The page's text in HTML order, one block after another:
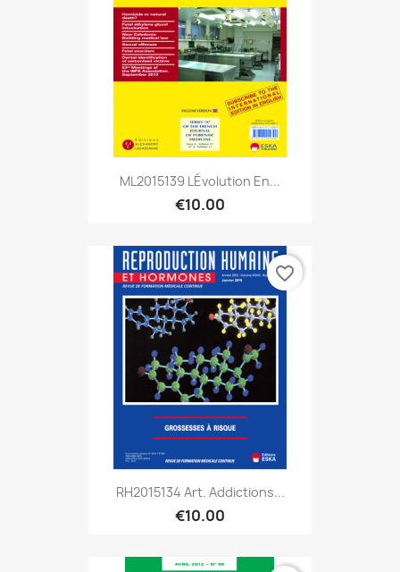
ML2015139 LÉvolution En...
€10.00
RH2015134 Art. Addictions...
€10.00
favorite_border